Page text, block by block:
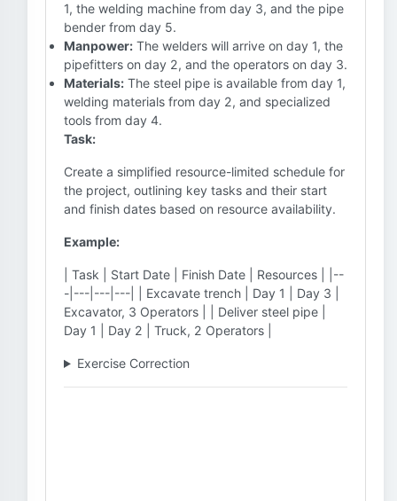
1, the welding machine from day 3, and the pipe
bender from day 5.
Manpower: The welders will arrive on day 1, the
pipefitters on day 2, and the operators on day 3.
Materials: The steel pipe is available from day 1,
welding materials from day 2, and specialized
tools from day 4.
Task:
Create a simplified resource-limited schedule for
the project, outlining key tasks and their start
and finish dates based on resource availability.
Example:
| Task | Start Date | Finish Date | Resources | |--
-|---|---|---| | Excavate trench | Day 1 | Day 3 |
Excavator, 3 Operators | | Deliver steel pipe |
Day 1 | Day 2 | Truck, 2 Operators |
Exercise Correction